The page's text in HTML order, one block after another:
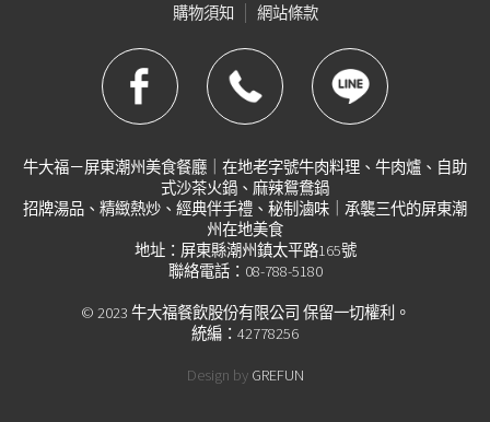
購物須知 網站條款
牛大福－屏東潮州美食餐廳｜在地老字號牛肉料理、牛肉爐、自助
式沙茶火鍋、麻辣鴛鴦鍋
招牌湯品、精緻熱炒、經典伴手禮、秘制滷味｜承襲三代的屏東潮
州在地美食
地址：屏東縣潮州鎮太平路165號
聯絡電話：08-788-5180
© 2023 牛大福餐飲股份有限公司 保留一切權利。
統編：42778256
Design by GREFUN